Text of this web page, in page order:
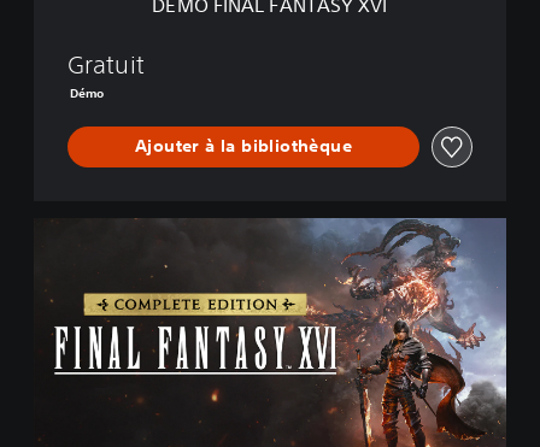
Gratuit
Démo
Ajouter à la bibliothèque
D